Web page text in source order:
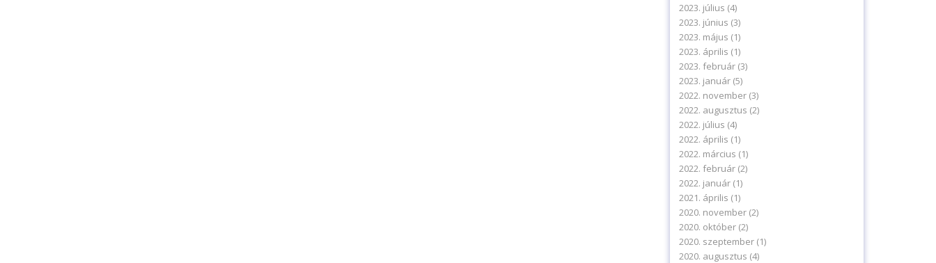
2023. július (4)
2023. június (3)
2023. május (1)
2023. április (1)
2023. február(3)
2023. január(5)
2022. november(3)
2022. augusztus (2)
2022. július (4)
2022. április (1)
2022. március (1)
2022. február(2)
2022. január(1)
2021. április (1)
2020. november(2)
2020. október(2)
2020. szeptember(1)
2020. augusztus (4)
Iratkozzon fel hírlevelünkre!
A feliratkozással elfogadja az adatvédelmi tájékoztatónkat.